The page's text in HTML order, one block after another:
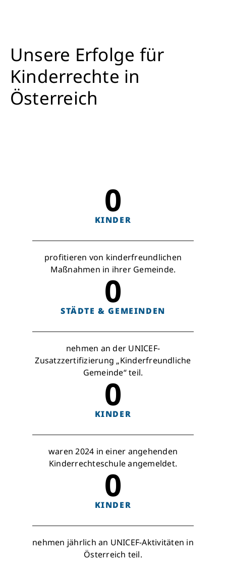
Unsere Erfolge für
Kinderrechte in
Österreich
0
STÄDTE & GEMEINDEN
nehmen an der UNICEF-
Zusatzzertifizierung „Kinderfreundliche
Gemeinde“ teil.
0
KINDER
profitieren von kinderfreundlichen
Maßnahmen in ihrer Gemeinde.
0
KINDER
waren 2024 in einer angehenden
Kinderrechteschule angemeldet.
0
KINDER
nehmen jährlich an UNICEF-Aktivitäten in
Österreich teil.